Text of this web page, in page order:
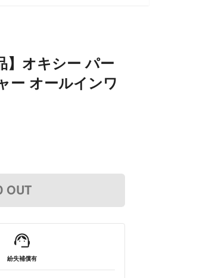
】オキシー パー
ー オールインワ
OUT
紛失補償有